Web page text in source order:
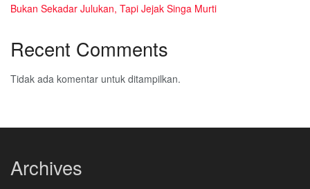
Bukan Sekadar Julukan, Tapi Jejak Singa Murti
Recent Comments
Tidak ada komentar untuk ditampilkan.
Archives